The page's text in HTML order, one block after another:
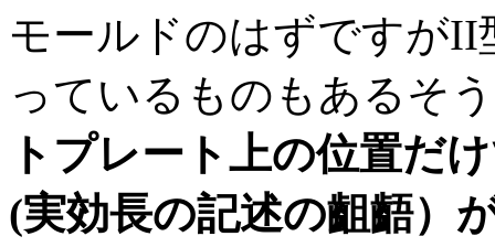
モールドのはずですが
っているものもあるそ
トプレート上の位置だ
(実効長の記述の齟齬）